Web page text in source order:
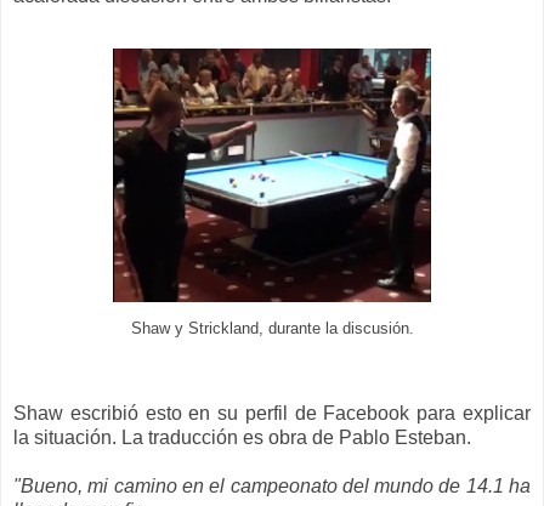
Shaw y Strickland, durante la discusión.
Shaw escribió esto en su perfil de Facebook para explicar
la situación. La traducción es obra de Pablo Esteban.
"Bueno, mi camino en el campeonato del mundo de 14.1 ha